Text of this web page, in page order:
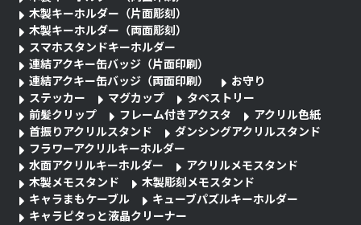
木製キーホルダー（片面彫刻）
木製キーホルダー（両面彫刻）
スマホスタンドキーホルダー
連結アクキー缶バッジ（片面印刷）
連結アクキー缶バッジ（両面印刷）
お守り
ステッカー
マグカップ
タペストリー
前髪クリップ
フレーム付きアクスタ
アクリル色紙
首振りアクリルスタンド
ダンシングアクリルスタンド
フラワーアクリルキーホルダー
水面アクリルキーホルダー
アクリルメモスタンド
木製メモスタンド
木製彫刻メモスタンド
キャラまもケーブル
キューブパズルキーホルダー
キャラピタっと液晶クリーナー